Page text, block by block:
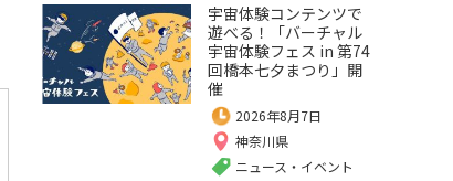
宇宙体験コンテンツで
遊べる！「バーチャル
宇宙体験フェス in 第74
回橋本七夕まつり」開
催
2026年8月7日
神奈川県
ニュース・イベント